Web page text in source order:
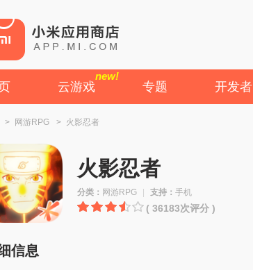
云游戏
new!
专题 开发者
> 网游RPG > 火影忍者
火影忍者
分类： 网游RPG 支持： 手机
( 36183次评分 )
信息